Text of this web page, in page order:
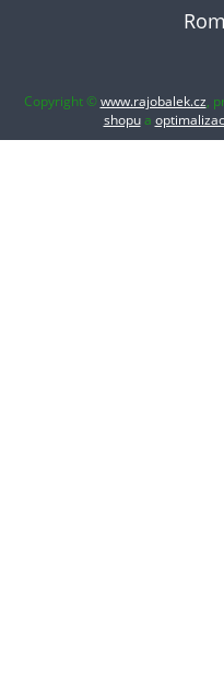
Copyright ©www.rajobalek.cz,
shopua